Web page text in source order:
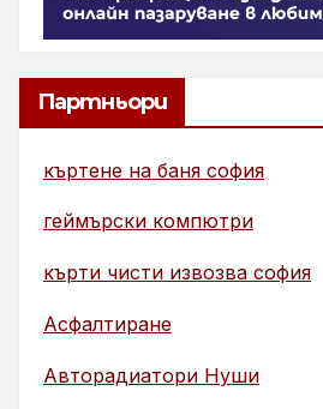
Партньори
къртене на баня софия
геймърски компютри
кърти чисти извозва софия
Асфалтиране
Авторадиатори Нуши